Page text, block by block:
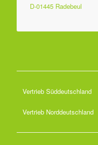
D-01445 Radebeul
Vertrieb Süddeutschland
Vertrieb Norddeutschland